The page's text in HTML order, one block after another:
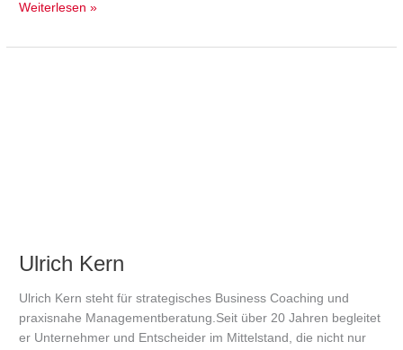
Weiterlesen »
Ulrich Kern
Ulrich Kern steht für strategisches Business Coaching und
praxisnahe Managementberatung.Seit über 20 Jahren begleitet
er Unternehmer und Entscheider im Mittelstand, die nicht nur